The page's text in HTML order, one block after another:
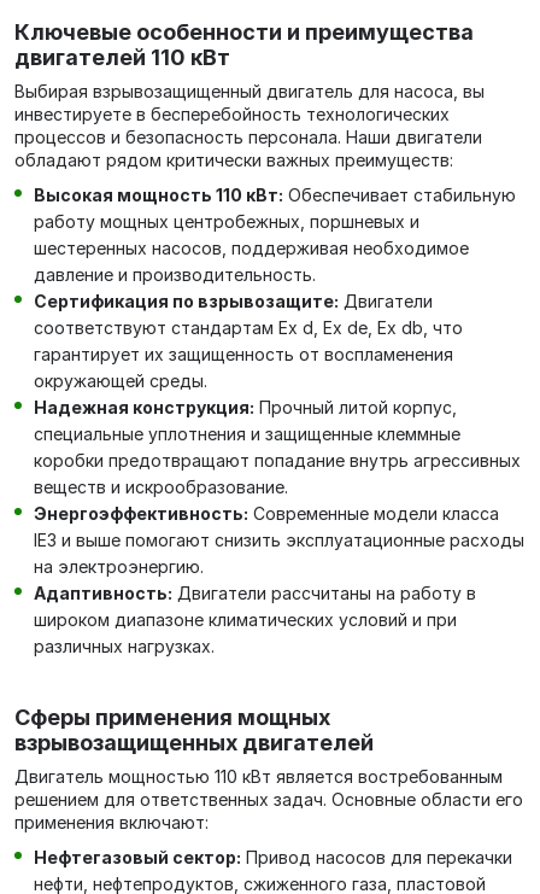
Ключевые особенности и преимущества
двигателей 110 кВт
Выбирая взрывозащищенный двигатель для насоса, вы
инвестируете в бесперебойность технологических
процессов и безопасность персонала. Наши двигатели
обладают рядом критически важных преимуществ:
Высокая мощность 110 кВт: Обеспечивает стабильную
работу мощных центробежных, поршневых и
шестеренных насосов, поддерживая необходимое
давление и производительность.
Сертификация по взрывозащите: Двигатели
соответствуют стандартам Ex d, Ex de, Ex db, что
гарантирует их защищенность от воспламенения
окружающей среды.
Надежная конструкция: Прочный литой корпус,
специальные уплотнения и защищенные клеммные
коробки предотвращают попадание внутрь агрессивных
веществ и искрообразование.
Энергоэффективность: Современные модели класса
IE3 и выше помогают снизить эксплуатационные расходы
на электроэнергию.
Адаптивность: Двигатели рассчитаны на работу в
широком диапазоне климатических условий и при
различных нагрузках.
Сферы применения мощных
взрывозащищенных двигателей
Двигатель мощностью 110 кВт является востребованным
решением для ответственных задач. Основные области его
применения включают:
Нефтегазовый сектор: Привод насосов для перекачки
нефти, нефтепродуктов, сжиженного газа, пластовой